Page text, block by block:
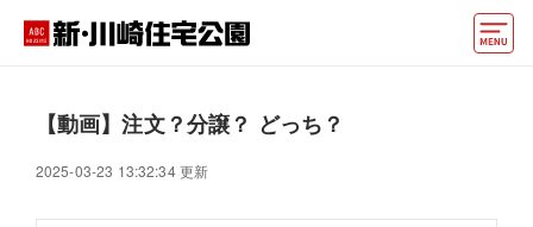
【動画】注文？分譲？ どっち？
2025-03-23 13:32:34 更新